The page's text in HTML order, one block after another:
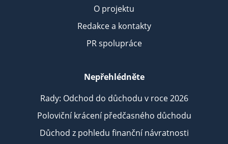
O projektu
Redakce a kontakty
PR spolupráce
Nepřehlédněte
Rady: Odchod do důchodu v roce 2026
Poloviční krácení předčasného důchodu
Důchod z pohledu finanční návratnosti